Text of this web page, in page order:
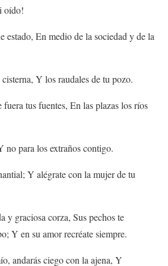
oído!
estado, En medio de la sociedad y de la
Y los raudales de tu pozo.
tus fuentes, En las plazas los ríos
no para los extraños contigo.
Y alégrate con la mujer de tu
y graciosa corza, Sus pechos te
Y en su amor recréate siempre.
andarás ciego con la ajena, Y